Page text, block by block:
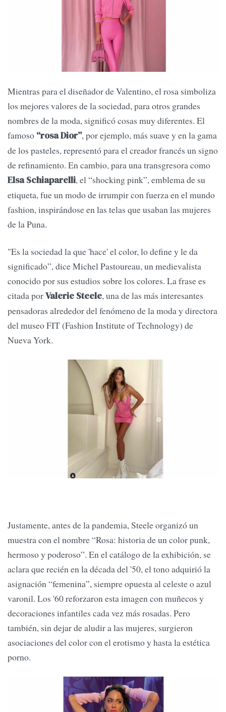
Mientras para el diseñador de Valentino, el rosa simboliza
los mejores valores de la sociedad, para otros grandes
nombres de la moda, significó cosas muy diferentes. El
famoso “rosa Dior”, por ejemplo, más suave y en la gama
de los pasteles, representó para el creador francés un signo
de refinamiento. En cambio, para una transgresora como
Elsa Schiaparelli, el “shocking pink”, emblema de su
etiqueta, fue un modo de irrumpir con fuerza en el mundo
fashion, inspirándose en las telas que usaban las mujeres
de la Puna.
"Es la sociedad la que 'hace' el color, lo define y le da
significado”, dice Michel Pastoureau, un medievalista
conocido por sus estudios sobre los colores. La frase es
citada porValerie Steele, una de las más interesantes
pensadoras alrededor del fenómeno de la moda y directora
del museo FIT (Fashion Institute of Technology) de
Nueva York.
Justamente, antes de la pandemia, Steele organizó un
muestra con el nombre “Rosa: historia de un color punk,
hermoso y poderoso”. En el catálogo de la exhibición, se
aclara que recién en la década del '50, el tono adquirió la
asignación “femenina”, siempre opuesta al celeste o azul
varonil. Los '60 reforzaron esta imagen con muñecos y
decoraciones infantiles cada vez más rosadas. Pero
también, sin dejar de aludir a las mujeres, surgieron
asociaciones del color con el erotismo y hasta la estética
porno.